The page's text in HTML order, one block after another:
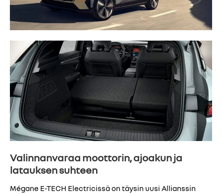
Valinnanvaraa moottorin, ajoakun ja
latauksen suhteen
Mégane E-TECH Electricissä on täysin uusi Allianssin